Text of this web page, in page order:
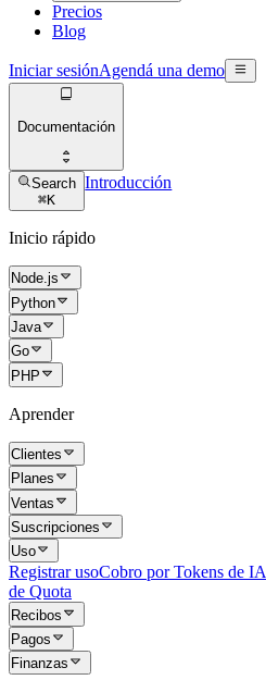
Precios
Blog
Iniciar sesiónAgendá una demo
Documentación
Search
⌘K
Introducción
Inicio rápido
Node.js
Python
Java
Go
PHP
Aprender
Clientes
Planes
Ventas
Suscripciones
Uso
Registrar usoCobro por Tokens de IA
de Quota
Recibos
Pagos
Finanzas